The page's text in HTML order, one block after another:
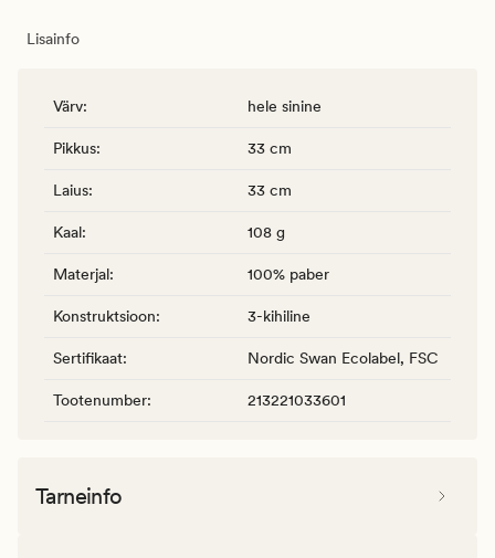
Lisainfo
Värv: hele sinine
Pikkus: 33 cm
Laius: 33 cm
Kaal: 108 g
Materjal: 100% paber
Konstruktsioon: 3-kihiline
Sertifikaat: Nordic Swan Ecolabel, FSC
Tootenumber: 213221033601
Tarneinfo